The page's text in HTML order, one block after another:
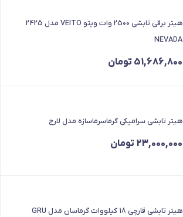
هیتر برقی تابشی 2500 وات ویتو VEITO مدل 2425
NEVADA
51,686,800 تومان
هیتر تابشی سرامیکی گرماسرماسازه مدل لارج
23,000,000 تومان
هیتر تابشی قارچی 18 کیلووات گرماسان مدل GRU